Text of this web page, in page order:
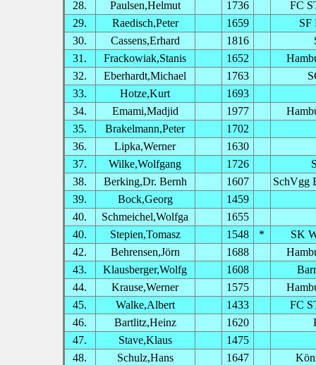
28.
Paulsen,Helmut 1736
FC
29.
Raedisch,Peter 1659
SF
30.
Cassens,Erhard 1816
31.
Frackowiak,Stanis 1652
32.
Eberhardt,Michael 1763
33.
Hotze,Kurt
1693
34.
Emami,Madjid 1977
35.
Brakelmann,Peter
1702
36.
Lipka,Werner
1630
37.
Wilke,Wolfgang 1726
38.
Berking,Dr. Bernh 1607
SchVgg
39.
Bock,Georg
1459
40.
Schmeichel,Wolfga
1655
40.
Stepien,Tomasz 1548 *
SK
42.
Behrensen,Jörn 1688
43.
Klausberger,Wolfg 1608
44.
Krause,Werner 1575
45.
Walke,Albert 1433
FC
46.
Bartlitz,Heinz 1620
47.
Stave,Klaus
1475
48.
Schulz,Hans 1647